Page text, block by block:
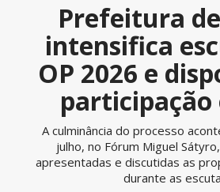
Prefeitura
intensifica
OP 2026 e
participação
A culminância do processo
julho, no Fórum Miguel
apresentadas e discutidas as
durante as